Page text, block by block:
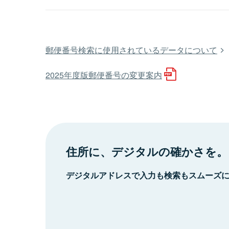
郵便番号検索に使用されているデータについて
2025年度版郵便番号の変更案内
住所に、デジタルの確かさを。
デジタルアドレスで入力も検索もスムーズ